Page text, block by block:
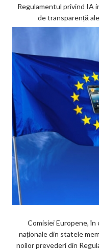
Regulamentul privind IA
de transparență
Comisiei Europene,
naționale din statele
noilor prevederi din